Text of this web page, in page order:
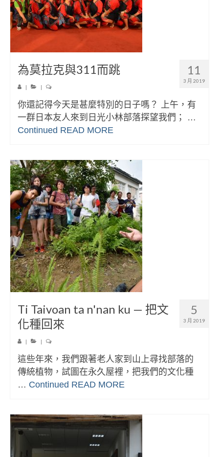
11
3 月 2019
為莫拉克與311而跳
| |
你還記得今天是甚麼特別的日子嗎？ 上午，有
一群日本友人來到日光小林部落探望我們； …
Continued READ MORE
5
3 月 2019
Ti Taivoan ta n'nan ku — 把文
化種回來
| |
這些年來，我們跟著老人家到山上尋找部落的
傳統植物，試圖在永久屋裡，把我們的文化種
… Continued READ MORE